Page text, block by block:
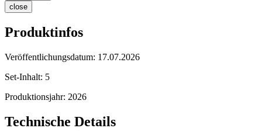
close
Produktinfos
Veröffentlichungsdatum: 17.07.2026
Set-Inhalt: 5
Produktionsjahr: 2026
Technische Details